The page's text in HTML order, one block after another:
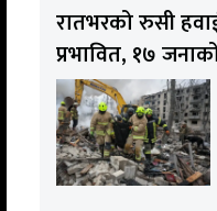
रातभरको रुसी
प्रभावित, १७